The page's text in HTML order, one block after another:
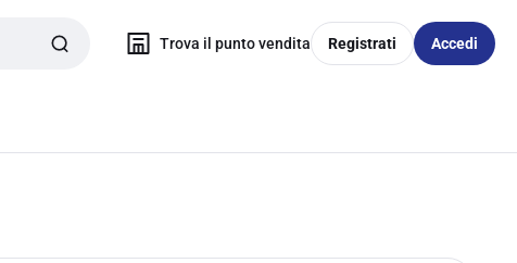
Trova il punto vendita Registrati Accedi